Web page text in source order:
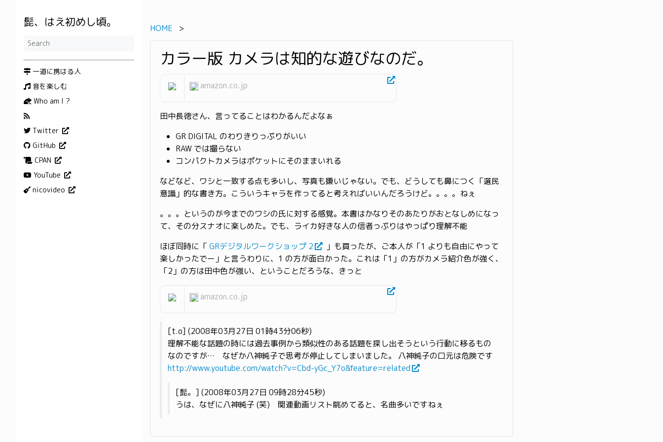
髭、はえ初めし頃。
一道に携はる人
音を楽しむ
Who am I ?
Twitter
GitHub
CPAN
YouTube
nicovideo
HOME
カラー版 カメラは知的な遊びなのだ。
amazon.co.jp
田中長徳さん、言ってることはわかるんだよなぁ
GR DIGITAL のわりきりっぷりがいい
RAW では撮らない
コンパクトカメラはポケットにそのままいれる
などなど、ワシと一致する点も多いし、写真も嫌いじゃない。でも、どうしても鼻につく「選民
意識」的な書き方。こういうキャラを作ってると考えればいいんだろうけど。。。。ねぇ
。。。というのが今までのワシの氏に対する感覚。本書はかなりそのあたりがおとなしめになっ
て、その分スナオに楽しめた。でも、ライカ好きな人の信者っぷりはやっぱり理解不能
ほぼ同時に「 GRデジタルワークショップ 2
」も買ったが、ご本人が「1 よりも自由にやって
楽しかったでー」と言うわりに、1 の方が面白かった。これは「1」の方がカメラ紹介色が強く、
「2」の方は田中色が強い、ということだろうな、きっと
amazon.co.jp
[t.o] (2008年03月27日 01時43分06秒)
理解不能な話題の時には過去事例から類似性のある話題を探し出そうという行動に移るもの
なのですが… なぜか八神純子で思考が停止してしまいました。 八神純子の口元は危険です
http://www.youtube.com/watch?v=Cbd-yGc_Y7o&feature=related
[髭。] (2008年03月27日 09時28分45秒)
うは、なぜに八神純子 (笑) 関連動画リスト眺めてると、名曲多いですねぇ